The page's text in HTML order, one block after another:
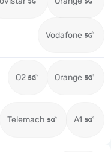
Vodafone
O2 Orange
Telemach A1